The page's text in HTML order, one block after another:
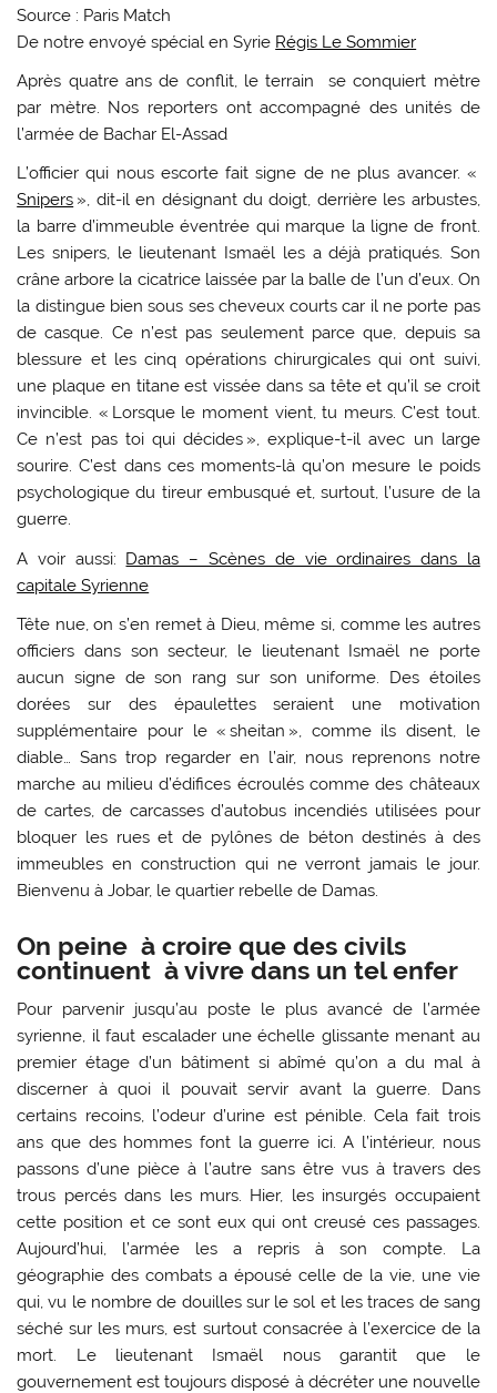
Source : Paris Match
De notre envoyé spécial en Syrie Régis Le Sommier
Après quatre ans de conflit, le terrain se conquiert mètre
par mètre. Nos reporters ont accompagné des unités de
l’armée de Bachar El-Assad
L’officier qui nous escorte fait signe de ne plus avancer. «
Snipers », dit-il en désignant du doigt, derrière les arbustes,
la barre d’immeuble éventrée qui marque la ligne de front.
Les snipers, le lieutenant Ismaël les a déjà pratiqués. Son
crâne arbore la cicatrice laissée par la balle de l’un d’eux. On
la distingue bien sous ses cheveux courts car il ne porte pas
de casque. Ce n’est pas seulement parce que, depuis sa
blessure et les cinq opérations chirurgicales qui ont suivi,
une plaque en titane est vissée dans sa tête et qu’il se croit
invincible. « Lorsque le moment vient, tu meurs. C’est tout.
Ce n’est pas toi qui décides », explique-t-il avec un large
sourire. C’est dans ces moments-là qu’on mesure le poids
psychologique du tireur embusqué et, surtout, l’usure de la
guerre.
A voir aussi: Damas – Scènes de vie ordinaires dans la
capitale Syrienne
Tête nue, on s’en remet à Dieu, même si, comme les autres
officiers dans son secteur, le lieutenant Ismaël ne porte
aucun signe de son rang sur son uniforme. Des étoiles
dorées sur des épaulettes seraient une motivation
supplémentaire pour le « sheitan », comme ils disent, le
diable… Sans trop regarder en l’air, nous reprenons notre
marche au milieu d’édifices écroulés comme des ­châteaux
de cartes, de carcasses d’autobus incendiés utilisées pour
bloquer les rues et de pylônes de béton destinés à des
immeubles en construction qui ne verront jamais le jour.
Bienvenu à Jobar, le ­quartier rebelle de Damas.
On peine à croire que des civils
continuent à vivre dans un tel enfer
Pour parvenir jusqu’au poste le plus avancé de l’armée
syrienne, il faut escalader une échelle glissante menant au
premier étage d’un bâtiment si abîmé qu’on a du mal à
discerner à quoi il pouvait servir avant la guerre. Dans
certains recoins, l’odeur d’urine est pénible. Cela fait trois
ans que des hommes font la guerre ici. A l’intérieur, nous
passons d’une pièce à l’autre sans être vus à travers des
trous percés dans les murs. Hier, les insurgés occupaient
cette position et ce sont eux qui ont creusé ces passages.
Aujourd’hui, l’armée les a repris à son compte. La
géographie des combats a épousé celle de la vie, une vie
qui, vu le nombre de douilles sur le sol et les traces de sang
séché sur les murs, est surtout consacrée à l’exercice de la
mort. Le lieutenant Ismaël nous garantit que le
gouvernement est toujours disposé à décréter une nouvelle